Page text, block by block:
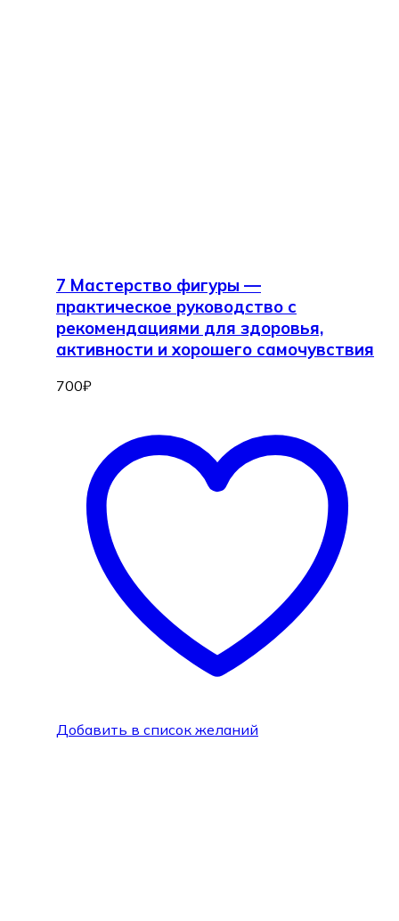
7 Мастерство фигуры —
практическое руководство с
рекомендациями для здоровья,
активности и хорошего самочувствия
700₽
Добавить в список желаний